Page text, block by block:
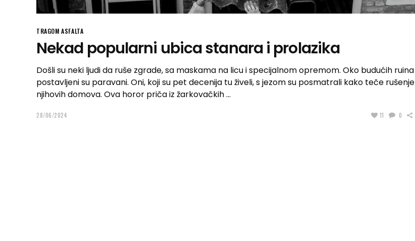
TRAGOM ASFALTA
Nekad popularni ubica stanara i prolazika
Došli su neki ljudi da ruše zgrade, sa maskama na licu i specijalnom opremom. Oko budućih ruina
postavljeni su paravani. Oni, koji su pet decenija tu živeli, s jezom su posmatrali kako teče rušenje
njihovih domova. Ova horor priča iz žarkovačkih
28/06/2024 11 0